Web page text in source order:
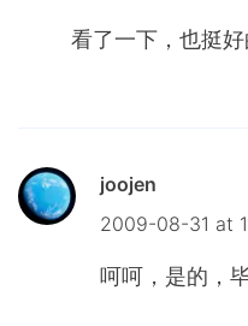
看了一下，也挺
joojen
2009-08-31 at
呵呵，是的，